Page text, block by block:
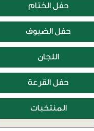
حفل الختام
حفل الضيوف
اللجان
حفل القرعة
المنتخبات